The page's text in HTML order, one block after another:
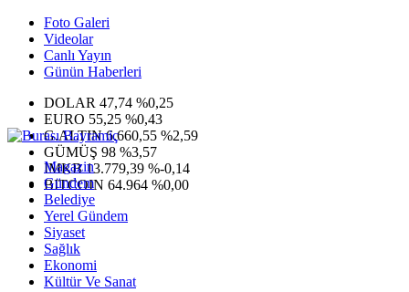
Foto Galeri
Videolar
Canlı Yayın
Günün Haberleri
DOLAR 47,74 %0,25
EURO 55,25 %0,43
G.ALTIN6.660,55 %2,59
GÜMÜŞ 98 %3,57
IMKB13.779,39 %-0,14
BITCOIN 64.964 %0,00
Magazin
Gündem
Belediye
Yerel Gündem
Siyaset
Sağlık
Ekonomi
Kültür Ve Sanat